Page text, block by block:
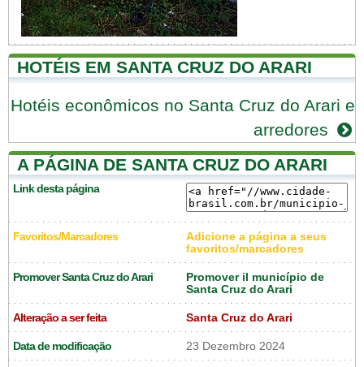
HOTÉIS EM SANTA CRUZ DO ARARI
Hotéis econômicos no Santa Cruz do Arari e
arredores
A PÁGINA DE SANTA CRUZ DO ARARI
Link desta página
Favoritos/Marcadores
Adicione a página a seus
favoritos/marcadores
Promover Santa Cruz do Arari
Promover il município de
Santa Cruz do Arari
Alteração a ser feita Santa Cruz do Arari
Data de modificação 23 Dezembro 2024